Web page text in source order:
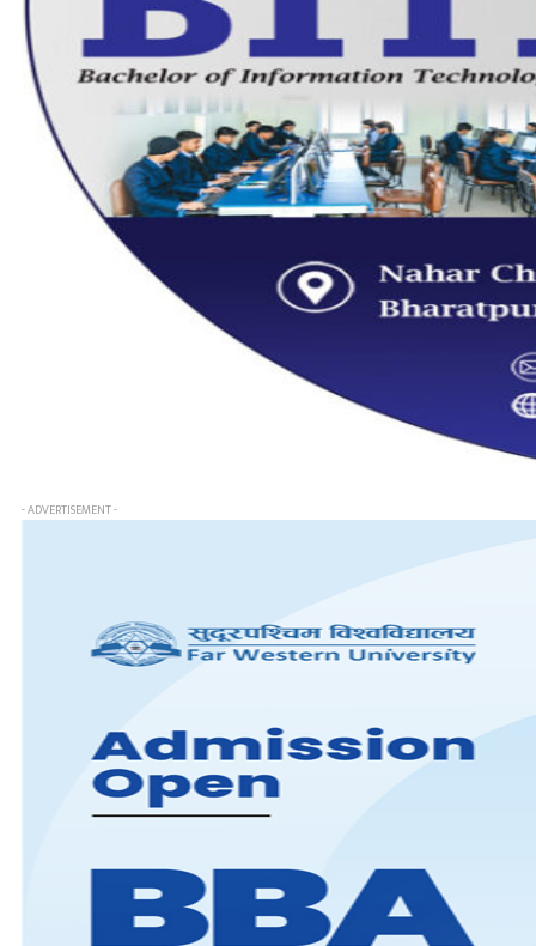
- ADVERTISEMENT -